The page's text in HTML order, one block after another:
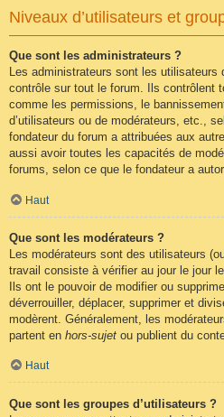
Niveaux d’utilisateurs et
Que sont les administrateurs ?
Les administrateurs sont les
contrôle sur tout le forum. Ils contrôlent
comme les permissions, le
d’utilisateurs ou de modérateurs, etc.,
fondateur du forum a attribuées aux
aussi avoir toutes les capacités de
forums, selon ce que le fondateur a
Haut
Que sont les modérateurs ?
Les modérateurs sont des utilisateurs
travail consiste à vérifier au jour le jour
Ils ont le pouvoir de modifier ou
déverrouiller, déplacer, supprimer et
modèrent. Généralement, les
partent en hors-sujet ou publient du
Haut
Que sont les groupes d’utilisateurs ?